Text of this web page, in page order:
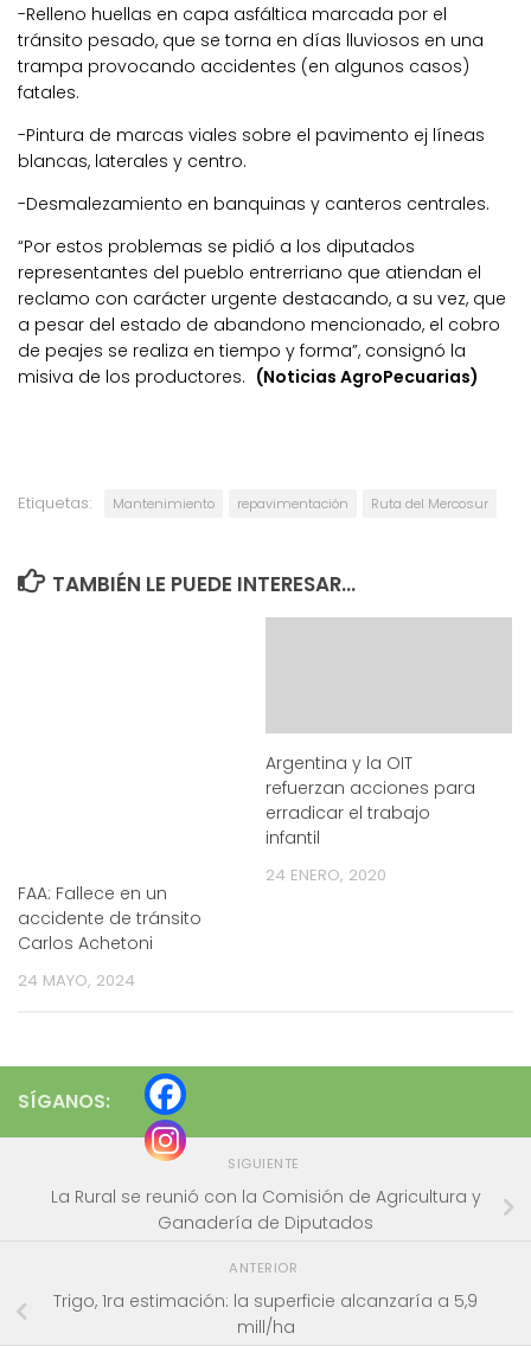
-Relleno huellas en capa asfáltica marcada por el
tránsito pesado, que se torna en días lluviosos en una
trampa provocando accidentes (en algunos casos)
fatales.
-Pintura de marcas viales sobre el pavimento ej líneas
blancas, laterales y centro.
-Desmalezamiento en banquinas y canteros centrales.
“Por estos problemas se pidió a los diputados
representantes del pueblo entrerriano que atiendan el
reclamo con carácter urgente destacando, a su vez, que
a pesar del estado de abandono mencionado, el cobro
de peajes se realiza en tiempo y forma”, consignó la
misiva de los productores. (Noticias AgroPecuarias)
Etiquetas: Mantenimiento repavimentación Ruta del Mercosur
TAMBIÉN LE PUEDE INTERESAR...
FAA: Fallece en un
accidente de tránsito
Carlos Achetoni
24 MAYO, 2024
Argentina y la OIT
refuerzan acciones para
erradicar el trabajo
infantil
24 ENERO, 2020
SÍGANOS:
SIGUIENTE
La Rural se reunió con la Comisión de Agricultura y
Ganadería de Diputados
ANTERIOR
Trigo, 1ra estimación: la superficie alcanzaría a 5,9
mill/ha